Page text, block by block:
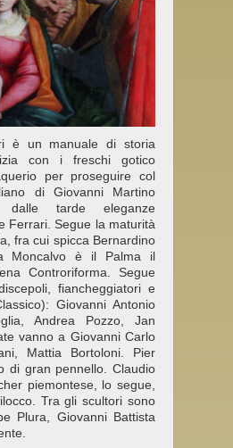
è un manuale di storia
con i freschi gotico
per proseguire col
di Giovanni Martino
tarde eleganze
Ferrari. Segue la maturità
fra cui spicca Bernardino
Moncalvo è il Palma il
Controriforma. Segue
fiancheggiatori e
Giovanni Antonio
Andrea Pozzo, Jan
vanno a Giovanni Carlo
Mattia Bortoloni. Pier
di gran pennello. Claudio
piemontese, lo segue,
Tra gli scultori sono
Plura, Giovanni Battista